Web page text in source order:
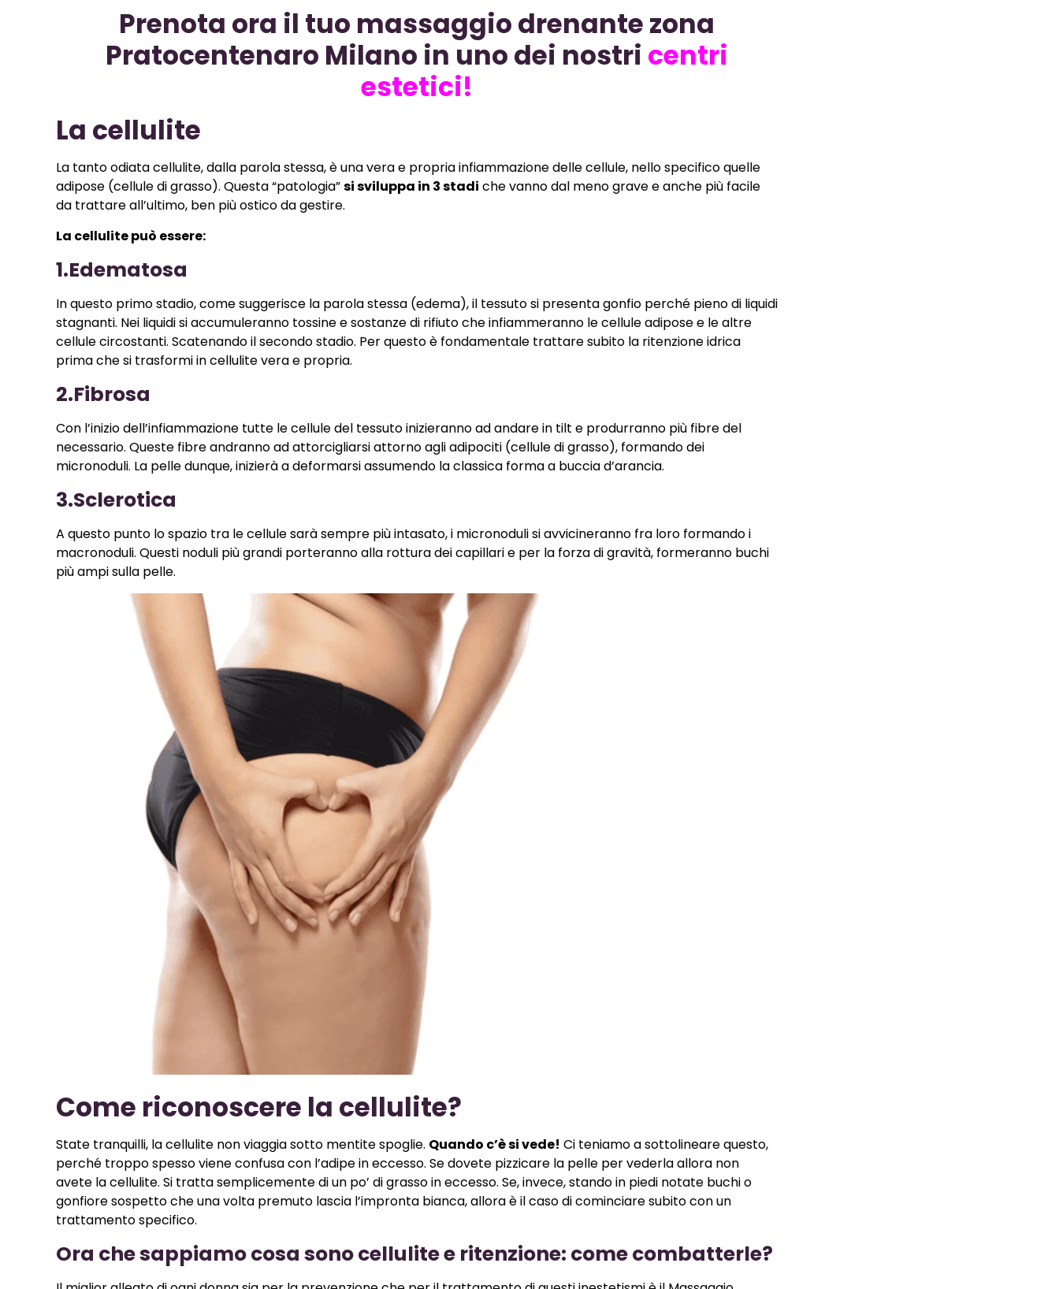
Prenota ora il tuo massaggio drenante zona
Pratocentenaro Milano in uno dei nostri centri
estetici!
La cellulite
La tanto odiata cellulite, dalla parola stessa, è una vera e propria infiammazione delle cellule, nello specifico quelle
adipose (cellule di grasso). Questa “patologia”si sviluppa in 3 stadi che vanno dal meno grave e anche più facile
da trattare all’ultimo, ben più ostico da gestire.
La cellulite può essere:
1.Edematosa
In questo primo stadio, come suggerisce la parola stessa (edema), il tessuto si presenta gonfio perché pieno di liquidi
stagnanti. Nei liquidi si accumuleranno tossine e sostanze di rifiuto che infiammeranno le cellule adipose e le altre
cellule circostanti. Scatenando il secondo stadio. Per questo è fondamentale trattare subito la ritenzione idrica
prima che si trasformi in cellulite vera e propria.
2.Fibrosa
Con l’inizio dell’infiammazione tutte le cellule del tessuto inizieranno ad andare in tilt e produrranno più fibre del
necessario. Queste fibre andranno ad attorcigliarsi attorno agli adipociti (cellule di grasso), formando dei
micronoduli. La pelle dunque, inizierà a deformarsi assumendo la classica forma a buccia d’arancia.
3.Sclerotica
A questo punto lo spazio tra le cellule sarà sempre più intasato, i micronoduli si avvicineranno fra loro formando i
macronoduli. Questi noduli più grandi porteranno alla rottura dei capillari e per la forza di gravità, formeranno buchi
più ampi sulla pelle.
Come riconoscere la cellulite?
State tranquilli, la cellulite non viaggia sotto mentite spoglie. Quando c’è si vede! Ci teniamo a sottolineare questo,
perché troppo spesso viene confusa con l’adipe in eccesso. Se dovete pizzicare la pelle per vederla allora non
avete la cellulite. Si tratta semplicemente di un po’ di grasso in eccesso. Se, invece, stando in piedi notate buchi o
gonfiore sospetto che una volta premuto lascia l’impronta bianca, allora è il caso di cominciare subito con un
trattamento specifico.
Ora che sappiamo cosa sono cellulite e ritenzione: come combatterle?